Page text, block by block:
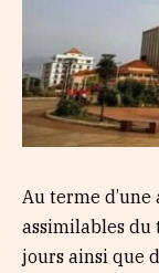
Au terme
assimilables du
jours ainsi que